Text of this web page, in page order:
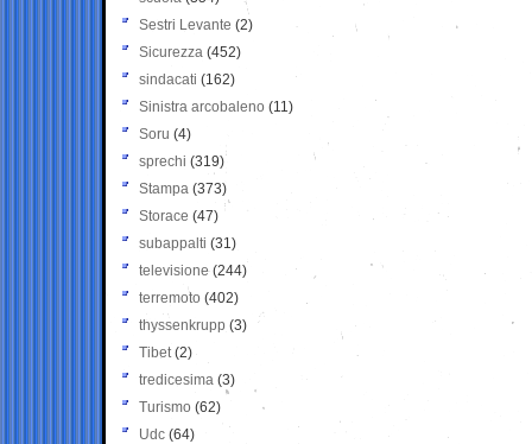
Sestri Levante (2)
Sicurezza (452)
sindacati (162)
Sinistra arcobaleno (11)
Soru (4)
sprechi (319)
Stampa (373)
Storace (47)
subappalti (31)
televisione(244)
terremoto (402)
thyssenkrupp (3)
Tibet(2)
tredicesima (3)
Turismo (62)
Udc (64)